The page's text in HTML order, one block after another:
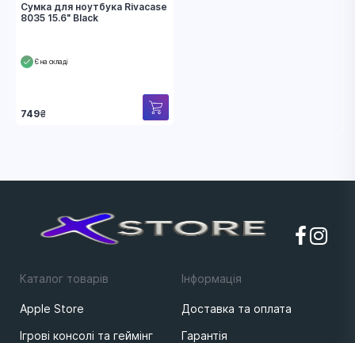
Сумка для ноутбука Rivacase
8035 15.6" Black
Є на складі
749₴
Каталог товарів
Apple Store
Ігрові консолі та геймінг
Iнформацiя
Доставка та оплата
Гарантія